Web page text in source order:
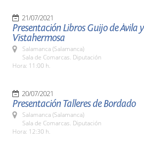
21/07/2021
Presentación Libros Guijo de Ávila y
Vistahermosa
Salamanca (Salamanca)
Sala de Comarcas. Diputación
Hora: 11:00 h.
20/07/2021
Presentación Talleres de Bordado
Salamanca (Salamanca)
Sala de Comarcas. Diputación
Hora: 12:30 h.